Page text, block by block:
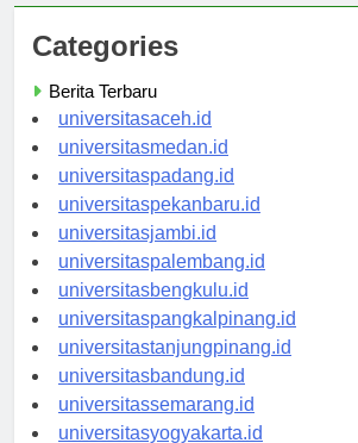
Categories
Berita Terbaru
universitasaceh.id
universitasmedan.id
universitaspadang.id
universitaspekanbaru.id
universitasjambi.id
universitaspalembang.id
universitasbengkulu.id
universitaspangkalpinang.id
universitastanjungpinang.id
universitasbandung.id
universitassemarang.id